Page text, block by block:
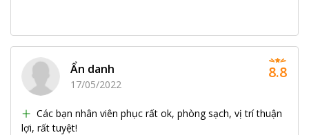
Ẩn danh
17/05/2022
Các bạn nhân viên phục rất ok, phòng sạch, vị trí thuận
lợi, rất tuyệt!
8.8